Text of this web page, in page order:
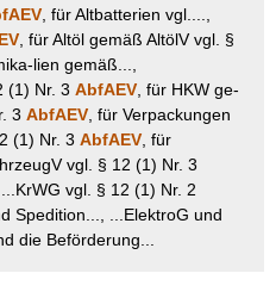
, für Altbatterien vgl....,
, für Altöl gemäß AltölV vgl. §
lien gemäß...,
(1) Nr. 3 AbfAEV , für HKW ge-
3 AbfAEV , für Verpackungen
(1) Nr. 3 AbfAEV , für
vgl. § 12 (1) Nr. 3
vgl. § 12 (1) Nr. 2
Spedition..., ...ElektroG und
die Beförderung...